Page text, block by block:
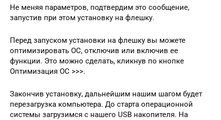
Не меняя параметров, подтвердим это сообщение,
запустив при этом установку на флешку.
Перед запуском установки на флешку вы можете
оптимизировать ОС, отключив или включив ее
функции. Это можно сделать, кликнув по кнопке
Оптимизация ОС >>>.
Закончив установку, дальнейшим нашим шагом будет
перезагрузка компьютера. До старта операционной
системы загрузимся с нашего USB накопителя. На